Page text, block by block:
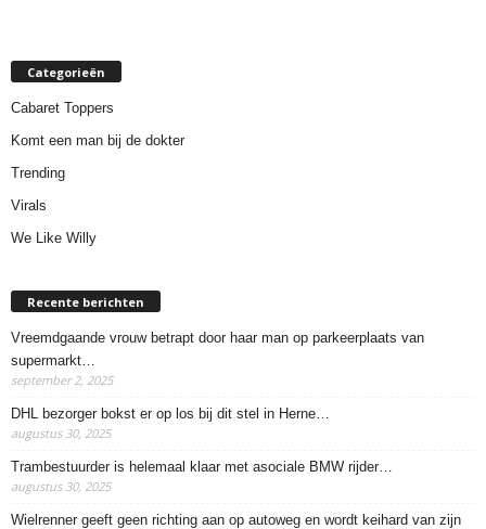
Categorieën
Cabaret Toppers
Komt een man bij de dokter
Trending
Virals
We Like Willy
Recente berichten
Vreemdgaande vrouw betrapt door haar man op parkeerplaats van
supermarkt…
september 2, 2025
DHL bezorger bokst er op los bij dit stel in Herne…
augustus 30, 2025
Trambestuurder is helemaal klaar met asociale BMW rijder…
augustus 30, 2025
Wielrenner geeft geen richting aan op autoweg en wordt keihard van zijn